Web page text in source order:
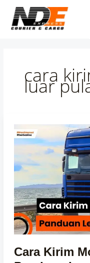
content
cara
luar
Cara Kirim
Kirim
ke
Luar
Pulau:
Panduan
Lengkap
&
Profesional